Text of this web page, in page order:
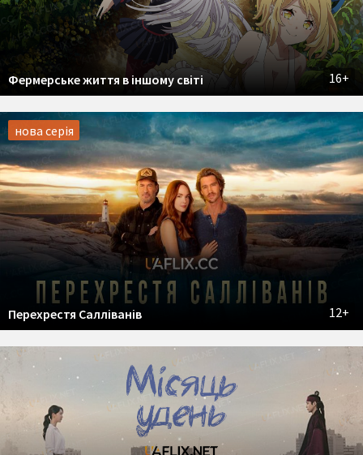
16+
Фермерське життя в іншому світі
нова серія
12+
Перехрестя Салліванів